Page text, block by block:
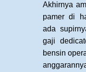
Akhirnya
pamer di
ada
gaji
bensin